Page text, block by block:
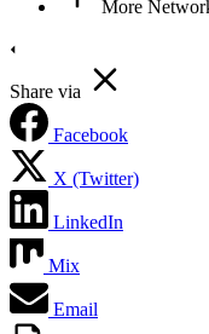
More
Share via
Facebook
X (Twitter)
LinkedIn
Mix
Email